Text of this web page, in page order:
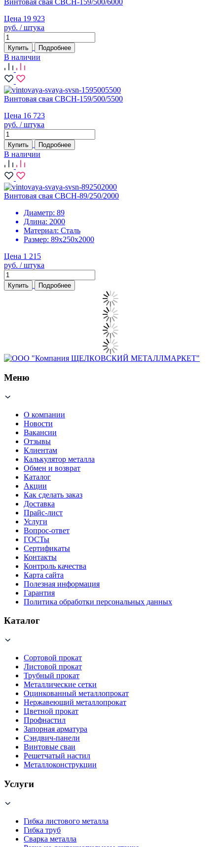
Винтовая свая СВСН-159/500/6000
Цена 19 923
руб. / штука
Купить Подробнее
В наличии
Винтовая свая СВСН-159/500/5500
Цена 16 723
руб. / штука
Купить Подробнее
В наличии
Винтовая свая СВСН-89/250/2000
Диаметр: 89
Длина: 2000
Материал: Сталь
Размер: 89х250х2000
Цена 1 215
руб. / штука
Купить Подробнее
Меню
О компании
Новости
Вакансии
Отзывы
Клиентам
Калькулятор металла
Обмен и возврат
Каталог
Акции
Как сделать заказ
Доставка
Прайс-лист
Услуги
Вопрос-ответ
ГОСТы
Сертификаты
Контакты
Контроль качества
Карта сайта
Полезная информация
Гарантия
Политика обработки персональных данных
Каталог
Сортовой прокат
Листовой прокат
Трубный прокат
Металлические сетки
Оцинкованный металлопрокат
Нержавеющий металлопрокат
Цветной прокат
Профнастил
Запорная арматура
Сэндвич-панели
Винтовые сваи
Решетчатый настил
Металлоконструкции
Услуги
Гибка листового металла
Гибка труб
Сварка металла